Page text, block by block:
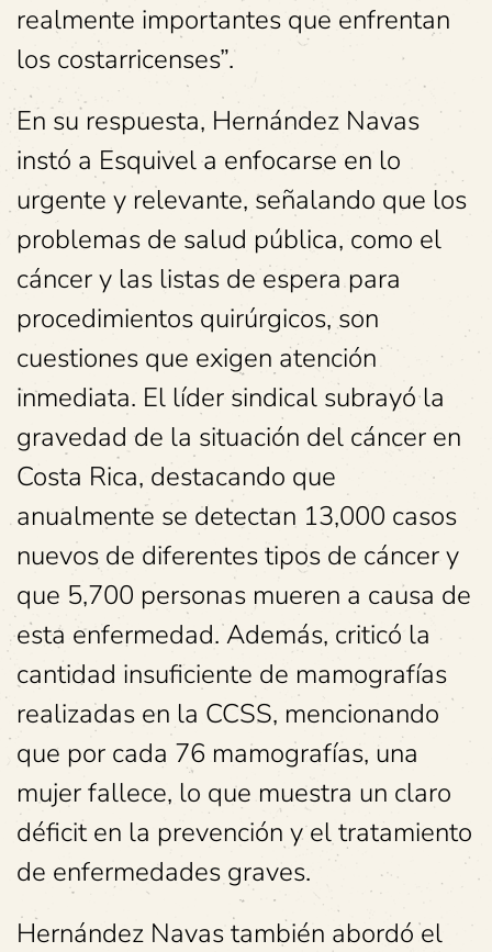
realmente importantes que enfrentan
los costarricenses”.
En su respuesta, Hernández Navas
instó a Esquivel a enfocarse en lo
urgente y relevante, señalando que los
problemas de salud pública, como el
cáncer y las listas de espera para
procedimientos quirúrgicos, son
cuestiones que exigen atención
inmediata. El líder sindical subrayó la
gravedad de la situación del cáncer en
Costa Rica, destacando que
anualmente se detectan 13,000 casos
nuevos de diferentes tipos de cáncer y
que 5,700 personas mueren a causa de
esta enfermedad. Además, criticó la
cantidad insuficiente de mamografías
realizadas en la CCSS, mencionando
que por cada 76 mamografías, una
mujer fallece, lo que muestra un claro
déficit en la prevención y el tratamiento
de enfermedades graves.
Hernández Navas también abordó el